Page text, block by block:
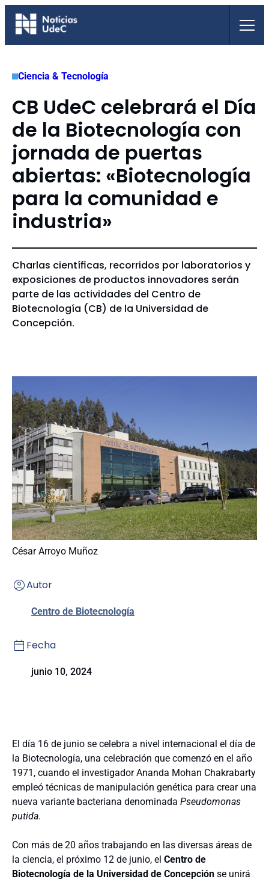
Saltar
Ciencia & Tecnología
CB UdeC celebrará el Día
de la Biotecnología con
jornada de puertas
abiertas: «Biotecnología
para la comunidad e
industria»
Charlas científicas, recorridos por laboratorios y
exposiciones de productos innovadores serán
parte de las actividades del Centro de
Biotecnología (CB) de la Universidad de
Concepción.
César Arroyo Muñoz
Autor
Centro de Biotecnología
Fecha
junio 10, 2024
El día 16 de junio se celebra a nivel internacional el día de
la Biotecnología, una celebración que comenzó en el año
1971, cuando el investigador Ananda Mohan Chakrabarty
empleó técnicas de manipulación genética para crear una
nueva variante bacteriana denominada Pseudomonas
putida.
Con más de 20 años trabajando en las diversas áreas de
la ciencia, el próximo 12 de junio, el Centro de
Biotecnología de la Universidad de Concepción se unirá